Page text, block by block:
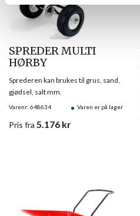
SPREDER MULTI
HØRBY
Varenr: 648634 Varen er på lager
Sprederen kan brukes til grus, sand,
gjødsel, salt mm.
Pris fra 5.176 kr